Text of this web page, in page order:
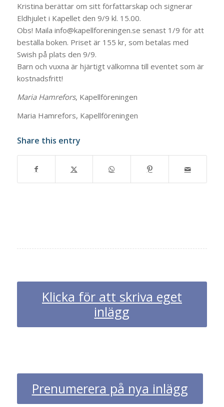
Kristina berättar om sitt författarskap och signerar
Eldhjulet i Kapellet den 9/9 kl. 15.00.
Obs! Maila info@kapellforeningen.se senast 1/9 för att
beställa boken. Priset är 155 kr, som betalas med
Swish på plats den 9/9.
Barn och vuxna är hjärtigt välkomna till eventet som är
kostnadsfritt!
Maria Hamrefors, Kapellföreningen
Maria Hamrefors, Kapellföreningen
Share this entry
Klicka för att skriva eget
inlägg
Prenumerera på nya inlägg